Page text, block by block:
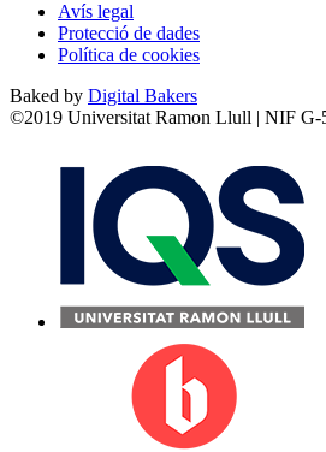
Avís legal
Protecció de dades
Política de cookies
Baked by Digital Bakers
©2019 Universitat Ramon Llull | NIF G-